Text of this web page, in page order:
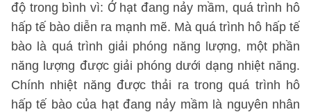
độ trong bình vì: Ở hạt đang nảy mầm, quá trình hô
hấp tế bào diễn ra mạnh mẽ. Mà quá trình hô hấp tế
bào là quá trình giải phóng năng lượng, một phần
năng lượng được giải phóng dưới dạng nhiệt năng.
Chính nhiệt năng được thải ra trong quá trình hô
hấp tế bào của hạt đang nảy mầm là nguyên nhân